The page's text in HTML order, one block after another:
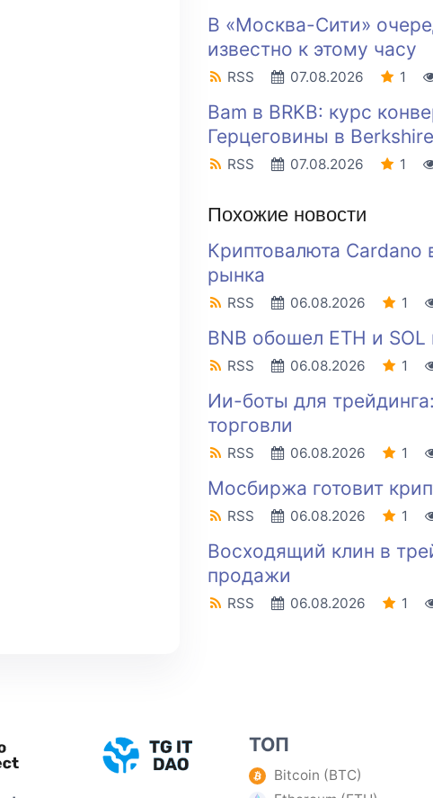
В «Москва-Сити»
известно к этому часу
RSS 07.08.2026 1
Bam в BRKB: курс
Герцеговины в
RSS 07.08.2026 1
Похожие новости
Криптовалюта Cardano
рынка
RSS 06.08.2026 1
BNB обошел ETH и
RSS 06.08.2026 1
Ии-боты для
торговли
RSS 06.08.2026 1
Мосбиржа готовит
RSS 06.08.2026 1
Восходящий клин в
продажи
RSS 06.08.2026 1
ТОП
Bitcoin (BTC)